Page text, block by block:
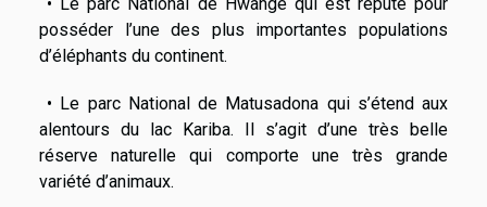
posséder l’une des plus importantes populations
d’éléphants du continent.
• Le parc National de Matusadona qui s’étend aux
alentours du lac Kariba. Il s’agit d’une très belle
réserve naturelle qui comporte une très grande
variété d’animaux.